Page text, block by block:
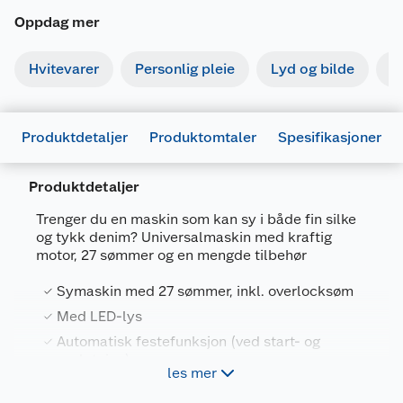
Oppdag mer
Hvitevarer Personlig pleie Lyd og bilde
Produktdetaljer Produktomtaler Spesifikasjoner
Produktdetaljer
Trenger du en maskin som kan sy i både fin silke
og tykk denim? Universalmaskin med kraftig
motor, 27 sømmer og en mengde tilbehør
Symaskin med 27 sømmer, inkl. overlocksøm
Med LED-lys
Automatisk festefunksjon (ved start- og
Cover medfølgerles mer
Generelt
Artikkelnummer
4977766762748
Leverandørens artikkelnummer
HF27ZW1
Farge